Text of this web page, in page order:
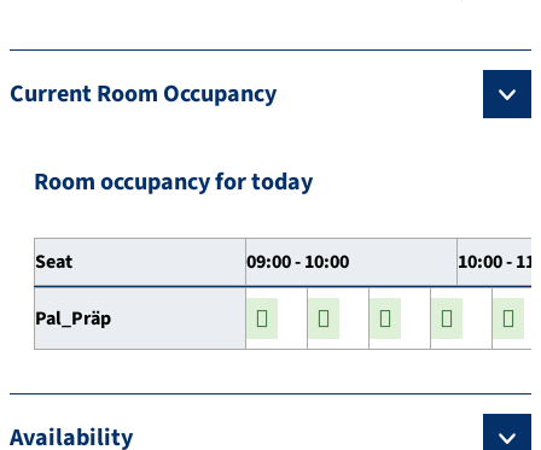
Current Room Occupancy
Room occupancy for today
Seat 09:00 - 10:00 10:00 -
Pal_Präp
Availability